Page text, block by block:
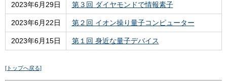
2023年6月29日 第３回 ダイヤモンドで情報素子
2023年6月22日 第２回 イオン操り量子コンピューター
2023年6月15日 第１回 身近な量子デバイス
[トップへ戻る]